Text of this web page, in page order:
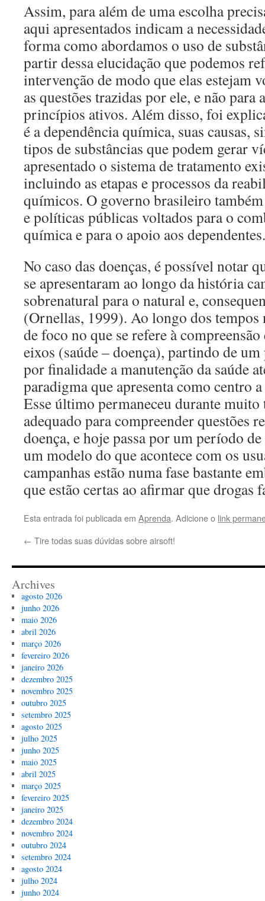
Assim, para além de uma escolha
aqui apresentados indicam a
forma como abordamos o uso de
partir dessa elucidação que podemos
intervenção de modo que elas estejam
as questões trazidas por ele, e não para
princípios ativos. Além disso, foi
é a dependência química, suas causas,
tipos de substâncias que podem gerar
apresentado o sistema de tratamento
incluindo as etapas e processos da
químicos. O governo brasileiro
e políticas públicas voltados para o
química e para o apoio aos dependentes.
No caso das doenças, é possível notar
se apresentaram ao longo da história
sobrenatural para o natural e,
(Ornellas, 1999). Ao longo dos tempos
de foco no que se refere à
eixos (saúde – doença), partindo de
por finalidade a manutenção da saúde
paradigma que apresenta como centro
Esse último permaneceu durante
adequado para compreender questões
doença, e hoje passa por um período
um modelo do que acontece com os
campanhas estão numa fase bastante
que estão certas ao afirmar que drogas
Esta entrada foi publicada em Aprenda. Adicione o link
← Tire todas suas dúvidas sobre airsoft!
Archives
agosto 2026
junho 2026
maio 2026
abril 2026
março 2026
fevereiro 2026
janeiro 2026
dezembro 2025
novembro 2025
outubro 2025
setembro 2025
agosto 2025
julho 2025
junho 2025
maio 2025
abril 2025
março 2025
fevereiro 2025
janeiro 2025
dezembro 2024
novembro 2024
outubro 2024
setembro 2024
agosto 2024
julho 2024
junho 2024